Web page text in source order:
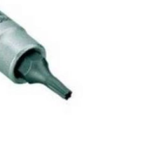
Alati i pribor